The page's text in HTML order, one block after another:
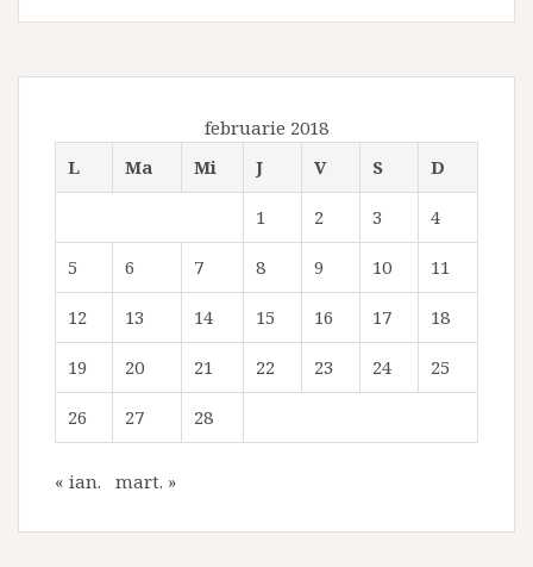
februarie 2018
L
Ma Mi J V S D
1 2 3 4
5 6 7 8 9 10 11
12 13 14 15 16 17 18
19 20 21 22 23 24 25
26 27 28
« ian. mart. »